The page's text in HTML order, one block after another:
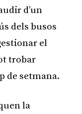
d’un
dels busos
el
trobar
de setmana.
la